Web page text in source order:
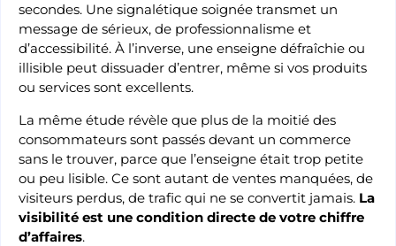
secondes. Une signalétique soignée transmet un
message de sérieux, de professionnalisme et
d’accessibilité. À l’inverse, une enseigne défraîchie ou
illisible peut dissuader d’entrer, même si vos produits
ou services sont excellents.
La même étude révèle que plus de la moitié des
consommateurs sont passés devant un commerce
sans le trouver, parce que l’enseigne était trop petite
ou peu lisible. Ce sont autant de ventes manquées, de
visiteurs perdus, de trafic qui ne se convertit jamais. La
visibilité est une condition directe de votre chiffre
d’affaires.